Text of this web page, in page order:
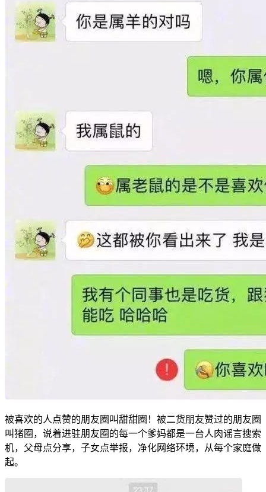
被喜欢的人点赞的朋友圈叫甜甜圈！被二货朋友赞过的朋友圈
叫猪圈，说着进驻朋友圈的每一个爹妈都是一台人肉谣言搜索
机，父母点分享，子女点举报，净化网络环境，从每个家庭做
起。